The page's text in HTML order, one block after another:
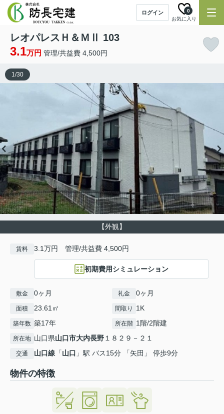
ログイン
お気に入り
0
レオパレスＨ＆ＭⅡ 103
3.1万円 管理/共益費 4,500円
【外観】
1/30
賃料 3.1万円 管理/共益費 4,500円
初期費用シミュレーション
敷金 0ヶ月 礼金 0ヶ月
面積 23.61㎡ 間取り 1K
築年数 築17年 所在階 1階/2階建
所在地 山口県山口市大内長野１８２９－２１
交通 山口線 「山口 」駅 バス15分 「矢田」 停歩9分
物件の特徴